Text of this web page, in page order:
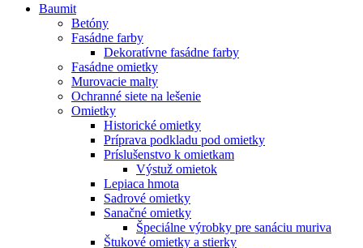
Baumit
Betóny
Fasádne farby
Dekoratívne fasádne farby
Fasádne omietky
Murovacie malty
Ochranné siete na lešenie
Omietky
Historické omietky
Príprava podkladu pod omietky
Príslušenstvo k omietkam
Výstuž omietok
Lepiaca hmota
Sadrové omietky
Sanačné omietky
Špeciálne výrobky pre sanáciu muriva
Štukové omietky a stierky